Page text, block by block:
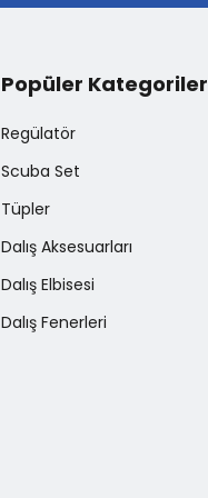
Popüler Kategoriler
Regülatör
Scuba Set
Tüpler
Dalış Aksesuarları
Dalış Elbisesi
Dalış Fenerleri